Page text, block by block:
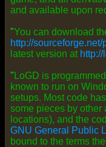
and available upon
"You can download
http://sourceforge.net/
latest version at
" LoGD is
known to run on
setups. Most code
some pieces by other
locations), and the
GNU General Public
bound to the terms